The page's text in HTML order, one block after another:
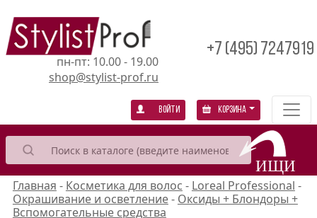
пн-пт: 10.00 - 19.00
shop@stylist-prof.ru
+7 (495) 7247919
Войти Корзина
Главная - Косметика для волос - Loreal Professional -
Окрашивание и осветление- Оксиды + Блондоры +
Вспомогательные средства